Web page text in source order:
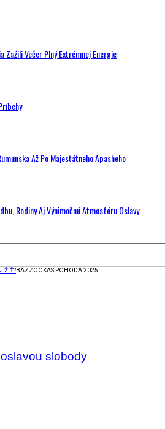
Zažili Večer Plný Extrémnej Energie
Až Po Majestátneho Apasheho
Rodiny Aj Výnimočnú Atmosféru Oslavy
ŽIŤ?BAZZOOKAS POHODA 2025
slobody